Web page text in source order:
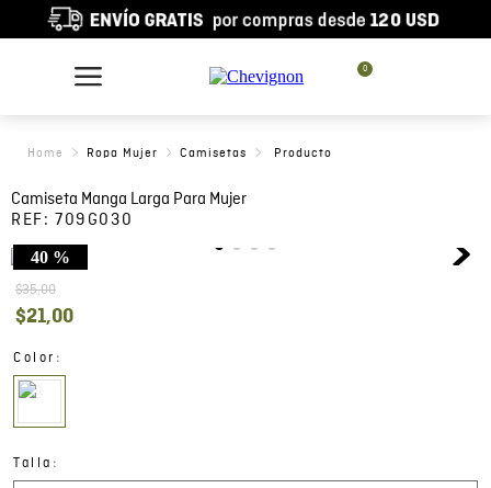
0
Ropa Mujer Camisetas
Camiseta Manga Larga Para Mujer
REF: 709G030
40 %
$35,00
$21,00
Color :
Talla :